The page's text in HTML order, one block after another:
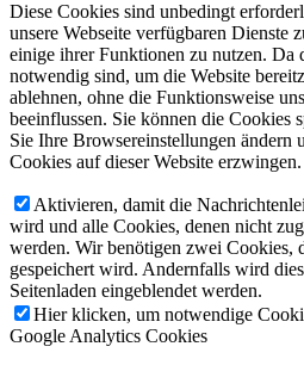
Diese Cookies sind unbedingt
unsere Webseite verfügbaren Dienste
einige ihrer Funktionen zu nutzen. Da
notwendig sind, um die Website
ablehnen, ohne die Funktionsweise
beeinflussen. Sie können die Cookies
Sie Ihre Browsereinstellungen ändern
Cookies auf dieser Website erzwingen.
Aktivieren, damit die
wird und alle Cookies, denen nicht
werden. Wir benötigen zwei Cookies,
gespeichert wird. Andernfalls wird
Seitenladen eingeblendet werden.
Hier klicken, um notwendige
Google Analytics Cookies